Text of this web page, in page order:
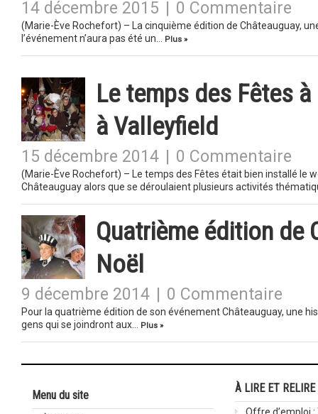
14 décembre 2015 0 Commentaire
(Marie-Ève Rochefort) – La cinquième édition de Châteauguay,
l’événement n’aura pas été un…
Plus »
Le temps des Fêtes à
à Valleyfield
15 décembre 2014 0 Commentaire
(Marie-Ève Rochefort) – Le temps des Fêtes était bien installé le
Châteauguay alors que se déroulaient plusieurs activités
Quatrième édition de
Noël
9 décembre 2014 0 Commentaire
Pour la quatrième édition de son événement Châteauguay, une
gens qui se joindront aux…
Plus »
Menu du site
À LIRE ET RELIRE